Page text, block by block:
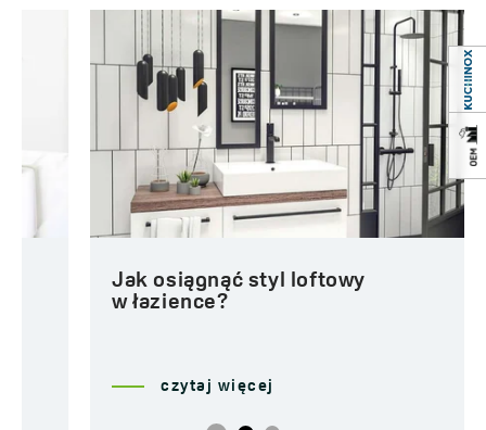
Jak osiągnąć styl loftowy
w łazience?
czytaj więcej